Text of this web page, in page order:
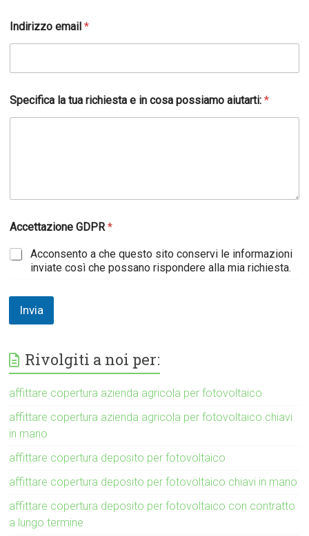
Indirizzo email*
Specifica la tua richiesta e in cosa possiamo aiutarti:*
Accettazione GDPR*
Acconsento a che questo sito conservi le informazioni
inviate così che possano rispondere alla mia richiesta.
Invia
Rivolgiti a noi per:
affittare copertura azienda agricola per fotovoltaico
affittare copertura azienda agricola per fotovoltaico chiavi
in mano
affittare copertura deposito per fotovoltaico
affittare copertura deposito per fotovoltaico chiavi in mano
affittare copertura deposito per fotovoltaico con contratto
a lungo termine